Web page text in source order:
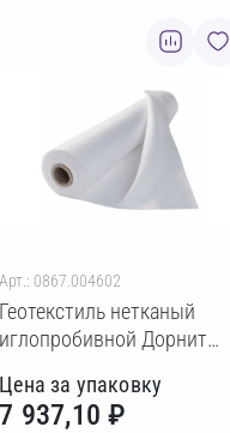
Арт.: 0867.004602
Геотекстиль нетканый
иглопробивной Дорнит
Цена за упаковку
7 937,10 ₽